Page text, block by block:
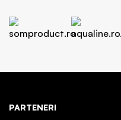
PARTENERI